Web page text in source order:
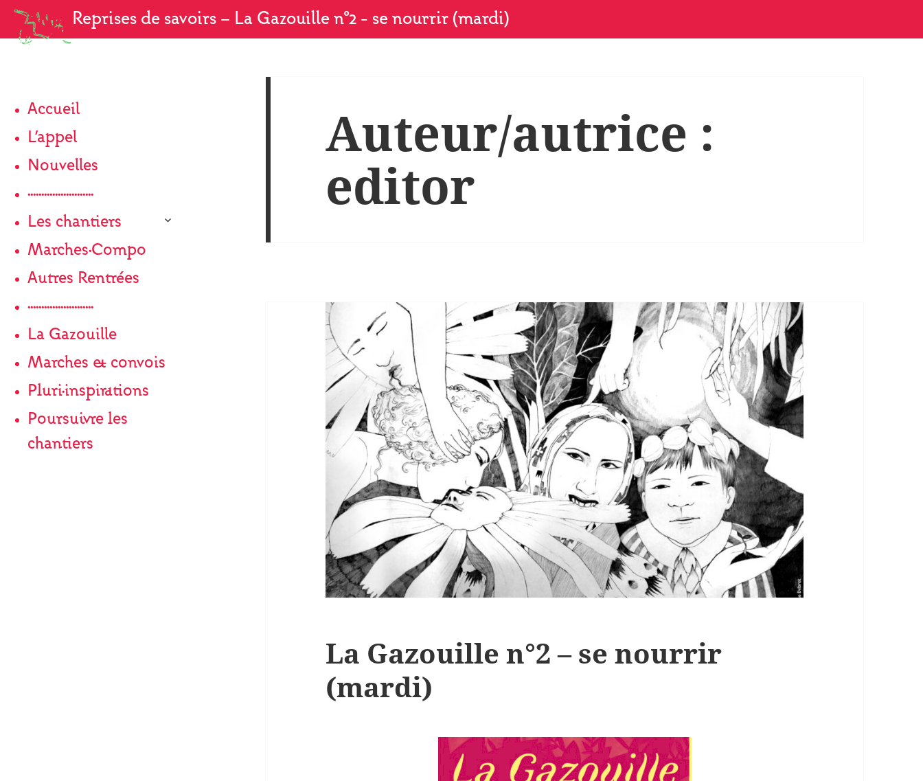
f
Reprises de savoirs — La Gazouille n°2 – se nourrir (mardi)
Accueil
L’appel
Nouvelles
························
Les chantiers
ouvrir
Marches·Compo
Autres Rentrées
························
La Gazouille
Marches & convois
Pluri·inspirations
Poursuivre les
chantiers
Auteur/autrice :
editor
La Gazouille n°2 – se nourrir
(mardi)